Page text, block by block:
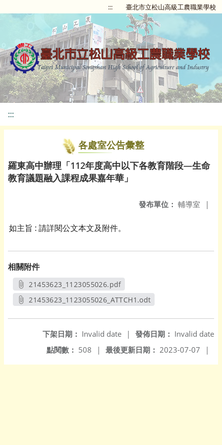
::: 臺北市立松山高級工農職業學校
:::
各處室公告彙整
羅東高中辦理「112年度高中以下各教育階段—生命
教育議題融入課程成果嘉年華」
發布單位： 輔導室 |
如主旨 : 請詳閱公文本文及附件。
相關附件
21453623_1123055026.pdf
另開新視窗
21453623_1123055026_ATTCH1.odt
發佈日期： Invalid date
下架日期： Invalid date
|
最後更新日期： 2023-07-07 |
點閱數： 508 |